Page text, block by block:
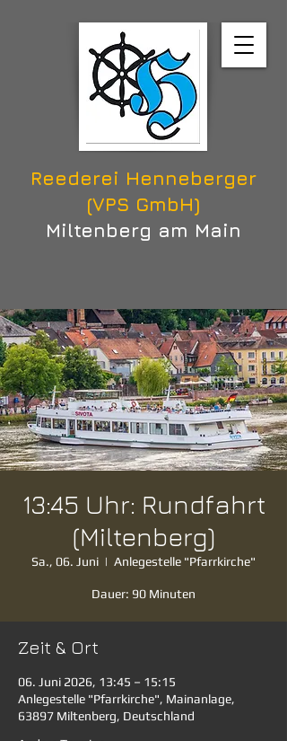
Reederei Henneberger
(VPS GmbH)
Miltenberg am Main
13:45 Uhr: Rundfahrt
(Miltenberg)
Sa., 06. Juni
  |
Anlegestelle "Pfarrkirche"
Dauer: 90 Minuten
Zeit & Ort
06. Juni 2026, 13:45 – 15:15
Anlegestelle "Pfarrkirche", Mainanlage,
63897 Miltenberg, Deutschland